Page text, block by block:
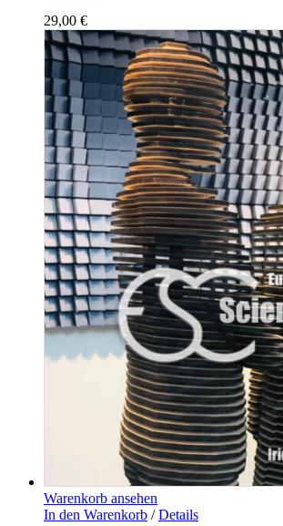
29,00 €
Warenkorb ansehen
In den Warenkorb / Details